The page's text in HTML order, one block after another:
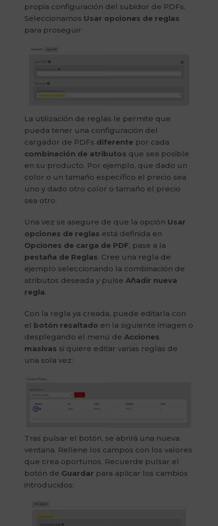
propia configuración del subidor de PDFs.
Seleccionamos Usar opciones de reglas
para proseguir:
La utilización de reglas le permite que
pueda tener una configuración del
cargador de PDFs diferente por cada
combinación de atributos que sea posible
en su producto. Por ejemplo, que dado un
color o un tamaño específico el precio sea
uno y dado otro color o tamaño el precio
sea otro.
Una vez se asegure de que la opción Usar
opciones de reglas está definida en
Opciones de carga de PDF, pase a la
pestaña de Reglas. Cree una regla de
ejemplo seleccionando la combinación de
atributos deseada y pulse Añadir nueva
regla.
Con la regla ya creada, puede editarla con
el botón resaltado en la siguiente imagen o
desplegando el menú de Acciones
masivas si quiere editar varias reglas de
una sola vez:
Tras pulsar el botón, se abrirá una nueva
ventana. Rellene los campos con los valores
que crea oportunos. Recuerde pulsar el
botón de Guardar para aplicar los cambios
introducidos: